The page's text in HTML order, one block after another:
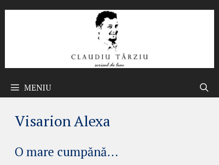
MENIU
Visarion Alexa
O mare cumpănă…